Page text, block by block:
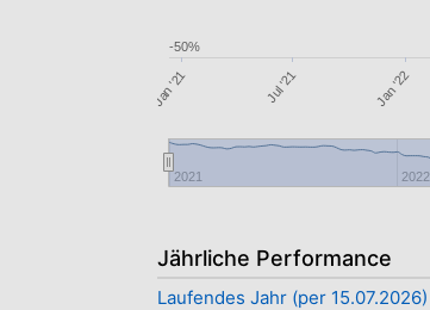
Jan '21 Jul '21 Jan '22
2021 2022
-50%
Jährliche Performance
Laufendes Jahr (per 15.07.2026)